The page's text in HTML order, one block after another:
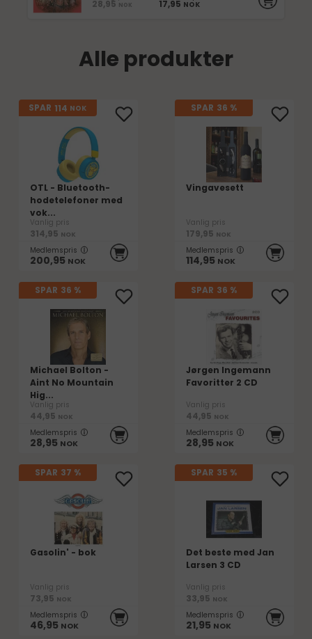
28,95 NOK 17,95 NOK
Alle produkter
SPAR 114 NOK
OTL - Bluetooth-
hodetelefoner med
vok...
Vanlig pris
314,95 NOK
Medlemspris
200,95 NOK
SPAR 36 %
Vingavesett
Vanlig pris
179,95 NOK
Medlemspris
114,95 NOK
SPAR 36 %
Michael Bolton -
Aint No Mountain
Hig...
Vanlig pris
44,95 NOK
Medlemspris
28,95 NOK
SPAR 36 %
Jørgen Ingemann
Favoritter 2 CD
Vanlig pris
44,95 NOK
Medlemspris
28,95 NOK
SPAR 37 %
Gasolin' - bok
Vanlig pris
73,95 NOK
Medlemspris
46,95 NOK
SPAR 35 %
Det beste med Jan
Larsen 3 CD
Vanlig pris
33,95 NOK
Medlemspris
21,95 NOK